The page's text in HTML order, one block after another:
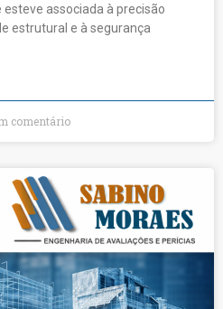
associada à precisão
estrutural e à segurança
comentário